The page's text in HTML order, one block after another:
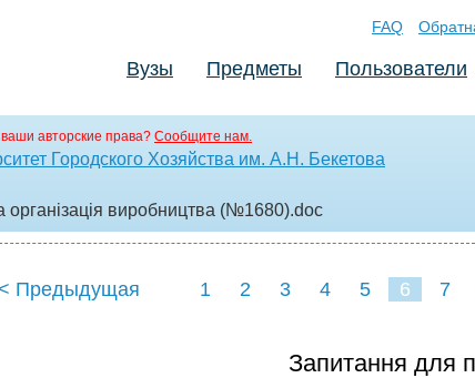
FAQ
Вузы Предметы Пользователи
авторские права? Сообщите нам.
Городского Хозяйства им. А.Н. Бекетова
виробництва (№1680).doc
Предыдущая 1 2 3 4 5 6 7
Запитання для